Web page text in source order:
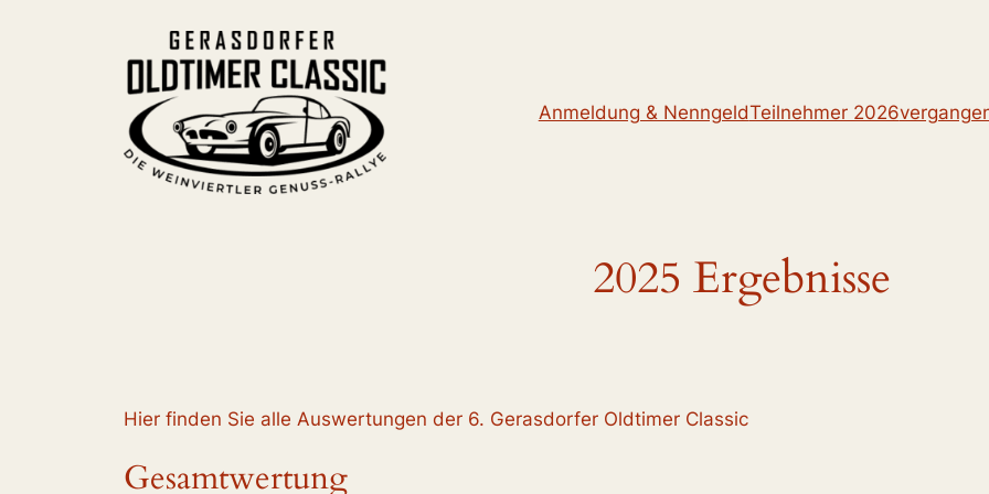
Anmeldung & NenngeldTeilnehmer 2026
2025 Ergebnisse
Hier finden Sie alle Auswertungen der 6. Gerasdorfer Oldtimer Classic
Gesamtwertung